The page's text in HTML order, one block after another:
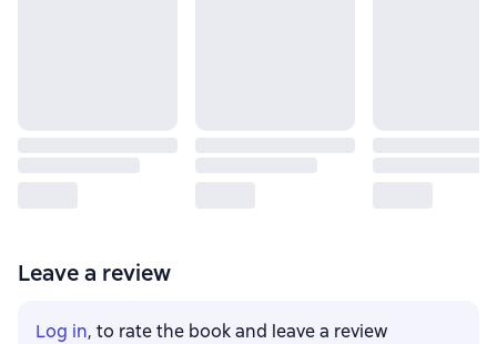
Leave a review
Log in, to rate the book and leave a review